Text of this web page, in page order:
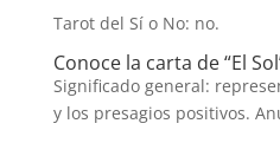
Tarot del Sí o No: no.
Conoce la carta de “El
Significado general:
y los presagios positivos.